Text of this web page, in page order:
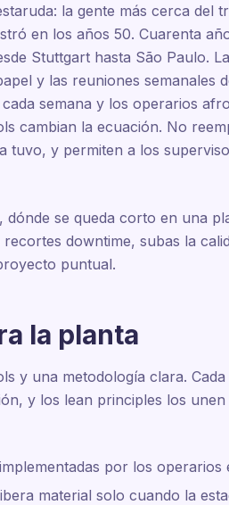
la gente más cerca del
en los años 50. Cuarenta
Stuttgart hasta São Paulo.
y las reuniones semanales
semana y los operarios
cambian la ecuación. No
tuvo, y permiten a los
se queda corto en una
downtime, subas la
puntual.
la planta
y una metodología clara.
y los lean principles los
por los operarios
material solo cuando la